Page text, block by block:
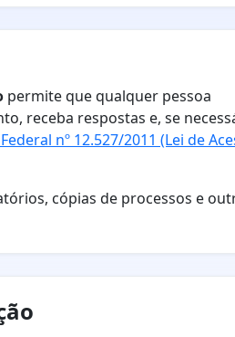
permite que qualquer pessoa
receba respostas e, se
nº 12.527/2011 (Lei de
cópias de processos e